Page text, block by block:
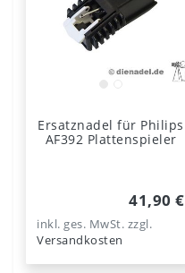
Ersatznadel für Philips
AF392 Plattenspieler
41,90 €
inkl. ges. MwSt. zzgl.
Versandkosten